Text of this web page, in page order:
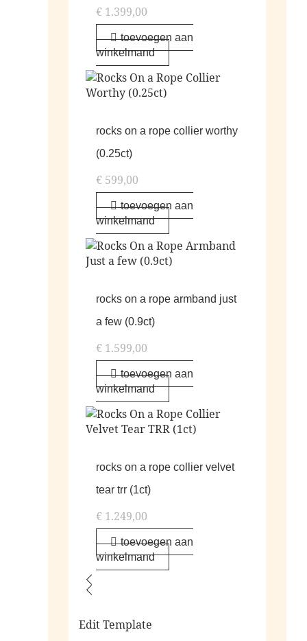
€ 1.399,00
toevoegen aan
winkelmand
rocks on a rope collier worthy
(0.25ct)
€ 599,00
toevoegen aan
winkelmand
rocks on a rope armband just
a few (0.9ct)
€ 1.599,00
toevoegen aan
winkelmand
rocks on a rope collier velvet
tear trr (1ct)
€ 1.249,00
toevoegen aan
winkelmand
Edit Template